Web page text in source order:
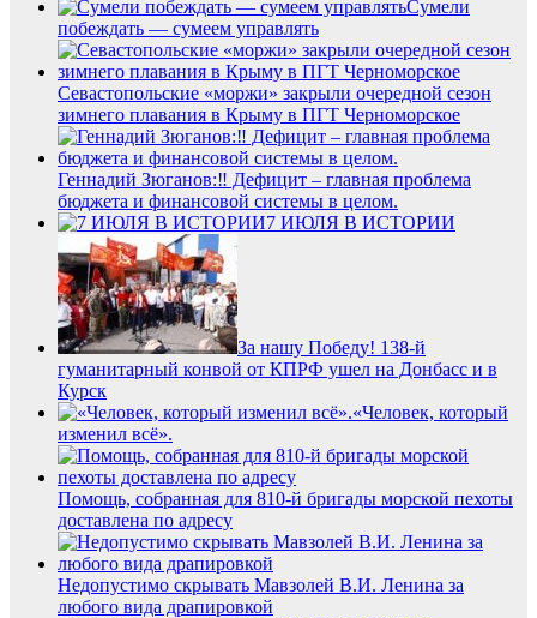
Сумели
побеждать — сумеем управлять
Севастопольские «моржи» закрыли очередной сезон
зимнего плавания в Крыму в ПГТ Черноморское
Геннадий Зюганов:‼️ Дефицит – главная проблема
бюджета и финансовой системы в целом.
7 ИЮЛЯ В ИСТОРИИ
За нашу Победу! 138-й
гуманитарный конвой от КПРФ ушел на Донбасс и в
Курск
«Человек, который
изменил всё».
Помощь, собранная для 810-й бригады морской пехоты
доставлена по адресу
Недопустимо скрывать Мавзолей В.И. Ленина за
любого вида драпировкой